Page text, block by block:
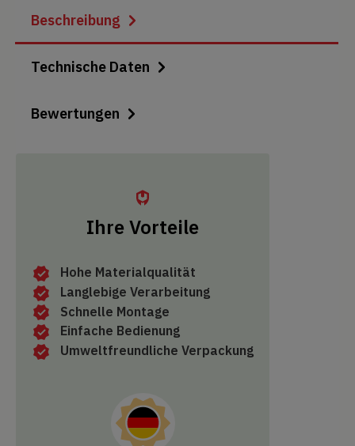
Beschreibung
Technische Daten
Bewertungen
Ihre Vorteile
Hohe Materialqualität
Langlebige Verarbeitung
Schnelle Montage
Einfache Bedienung
Umweltfreundliche Verpackung